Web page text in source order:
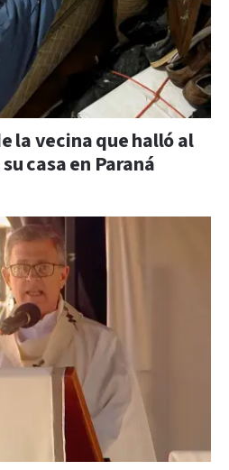
la vecina que halló al
casa en Paraná